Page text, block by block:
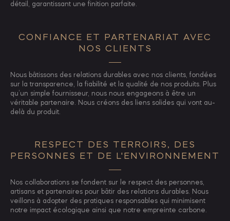
détail, garantissant une finition parfaite.
CONFIANCE ET PARTENARIAT AVEC
NOS CLIENTS
Nous bâtissons des relations durables avec nos clients, fondées
sur la transparence, la fiabilité et la qualité de nos produits. Plus
qu’un simple fournisseur, nous nous engageons à être un
véritable partenaire. Nous créons des liens solides qui vont au-
delà du produit.
RESPECT DES TERROIRS, DES
PERSONNES ET DE L'ENVIRONNEMENT
Nos collaborations se fondent sur le respect des personnes,
artisans et partenaires pour bâtir des relations durables. Nous
veillons à adopter des pratiques responsables qui minimisent
notre impact écologique ainsi que notre empreinte carbone.